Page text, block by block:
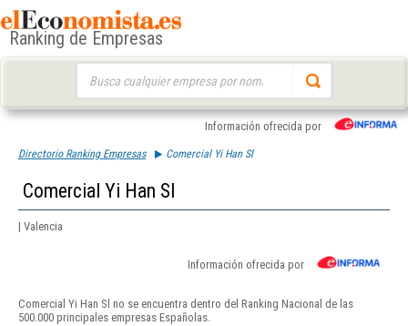
Ranking de Empresas
Información ofrecida por
Directorio Ranking Empresas Comercial Yi Han Sl
Comercial Yi Han Sl
| Valencia
Información ofrecida por
Comercial Yi Han Sl no se encuentra dentro del Ranking Nacional de las
500.000 principales empresas Españolas.